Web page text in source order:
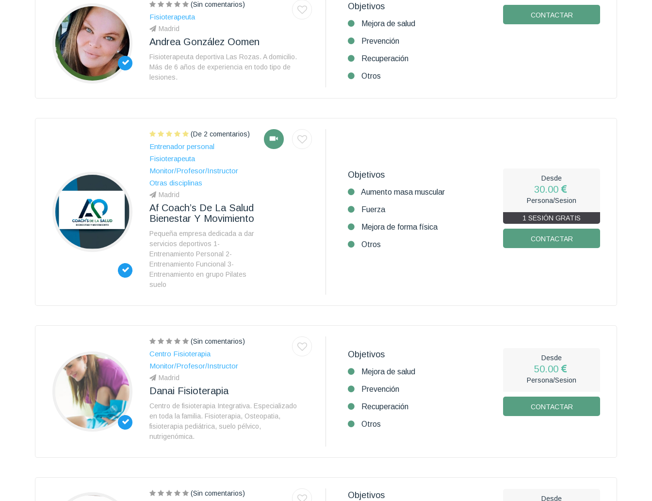
(Sin comentarios)
Fisioterapeuta
Madrid
Andrea González Oomen
Fisioterapeuta deportiva Las Rozas. A domicilio.
Más de 6 años de experiencia en todo tipo de
lesiones.
Objetivos
Mejora de salud
Prevención
Recuperación
Otros
CONTACTAR
(De 2 comentarios)
Entrenador personal
Fisioterapeuta
Monitor/Profesor/Instructor
Otras disciplinas
Madrid
Af Coach’s De La Salud
Bienestar Y Movimiento
Pequeña empresa dedicada a dar
servicios deportivos 1-
Entrenamiento Personal 2-
Entrenamiento Funcional 3-
Entrenamiento en grupo Pilates
suelo
Objetivos
Aumento masa muscular
Fuerza
Mejora de forma física
Otros
Desde
30.00
Persona/Sesion
1 SESIÓN GRATIS
CONTACTAR
(Sin comentarios)
Centro Fisioterapia
Monitor/Profesor/Instructor
Madrid
Danai Fisioterapia
Centro de fisioterapia Integrativa. Especializado
en toda la familia. Fisioterapia, Osteopatia,
fisioterapia pediátrica, suelo pélvico,
nutrigenómica.
Objetivos
Mejora de salud
Prevención
Recuperación
Otros
Desde
50.00
Persona/Sesion
CONTACTAR
(Sin comentarios) Objetivos Desde